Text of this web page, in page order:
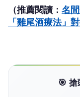
（推薦閱讀： 名
「雞尾酒療法」
🎯